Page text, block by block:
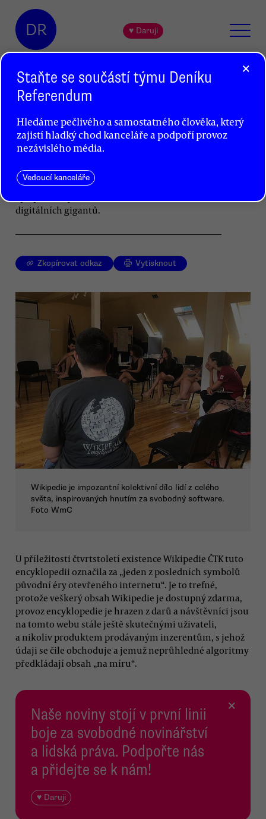
DR ♥ Daruji
Pětadvacet let Wikipedie:
Znalosti jsou lidské
Marek Blahuš
Kdysi přezíraná kolektivně tvořená
encyklopedie připomíná, jaký by mohl internet
digitálních gigantů.
Zkopírovat odkaz Vytisknout
Wikipedie je impozantní kolektivní dílo lidí z celého
světa, inspirovaných hnutím za svobodný software.
Foto WmC
U příležitosti čtvrtstoletí existence Wikipedie ČTK tuto
encyklopedii označila za „jeden z posledních symbolů
původní éry otevřeného internetu“. Je to trefné,
protože veškerý obsah Wikipedie je dostupný zdarma,
provoz encyklopedie je hrazen z darů a návštěvníci jsou
na tomto webu stále ještě skutečnými uživateli,
a nikoliv produktem prodávaným inzerentům, s jehož
údaji se čile obchoduje a jemuž neprůhledné algoritmy
předkládají obsah „na míru“.
Naše noviny stojí v první linii
boje za svobodné novinářství
a lidská práva. Podpořte nás
a přidejte se k nám!
♥ Daruji
×
×
Staňte se součástí týmu Deníku
Referendum
Hledáme pečlivého a samostatného člověka, který
zajistí hladký chod kanceláře a podpoří provoz
nezávislého média.
Vedoucí kanceláře